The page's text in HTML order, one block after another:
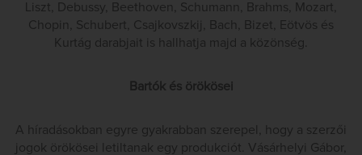
Liszt, Debussy, Beethoven, Schumann, Brahms, Mozart,
Chopin, Schubert, Csajkovszkij, Bach, Bizet, Eötvös és
Kurtág darabjait is hallhatja majd a közönség.
Bartók és örökösei
A híradásokban egyre gyakrabban szerepel, hogy a szerzői
jogok örökösei letiltanak egy produkciót. Vásárhelyi Gábor,